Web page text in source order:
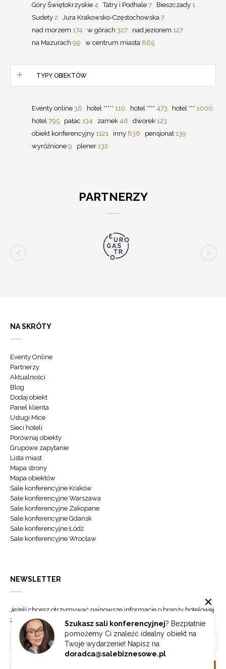
Góry Świętokrzyskie 4 Tatry i Podhale 7 Bieszczady 1
Sudety 2 Jura Krakowsko-Częstochowska 7
nad morzem 174 w górach 327 nad jeziorem 127
na Mazurach 99 w centrum miasta 865
TYPY OBIEKTÓW
Eventy online 36 hotel ***** 110 hotel **** 473 hotel *** 1000
hotel 795 pałac 134 zamek 46 dworek 123
obiekt konferencyjny 1121 inny 836 pensjonat 139
wyróżnione 9 plener 132
PARTNERZY
Szukasz sali konferencyjnej? Bezpłatnie
pomożemy Ci znaleźć idealny obiekt na
Twoje wydarzenie! Napisz na
doradca@salebiznesowe.pl
NA SKRÓTY
Eventy Online
Partnerzy
Aktualności
Blog
Dodaj obiekt
Panel klienta
Usługi Mice
Sieci hoteli
Porównaj obiekty
Grupowe zapytanie
Lista miast
Mapa strony
Mapa obiektów
Sale konferencyjne Kraków
Sale konferencyjne Warszawa
Sale konferencyjne Zakopane
Sale konferencyjne Gdańsk
Sale konferencyjne Łódź
Sale konferencyjne Wrocław
NEWSLETTER
Jeżeli chcesz otrzymywać najnowsze informacje o branży hotelowej
zapisz się do naszego newslettera.